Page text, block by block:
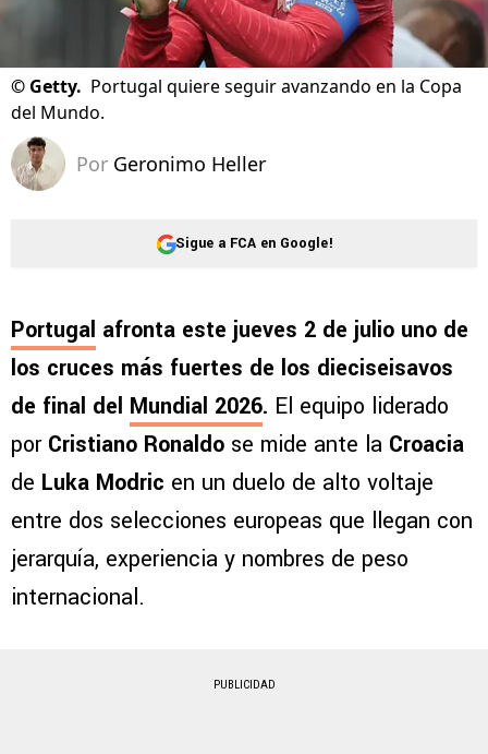
© Getty. Portugal quiere seguir avanzando en la Copa
del Mundo.
Por Geronimo Heller
Sigue a FCA en Google!
Portugal afronta este jueves 2 de julio uno de
los cruces más fuertes de los dieciseisavos
de final del Mundial 2026. El equipo liderado
porCristiano Ronaldo se mide ante la Croacia
de Luka Modric en un duelo de alto voltaje
entre dos selecciones europeas que llegan con
jerarquía, experiencia y nombres de peso
internacional.
PUBLICIDAD